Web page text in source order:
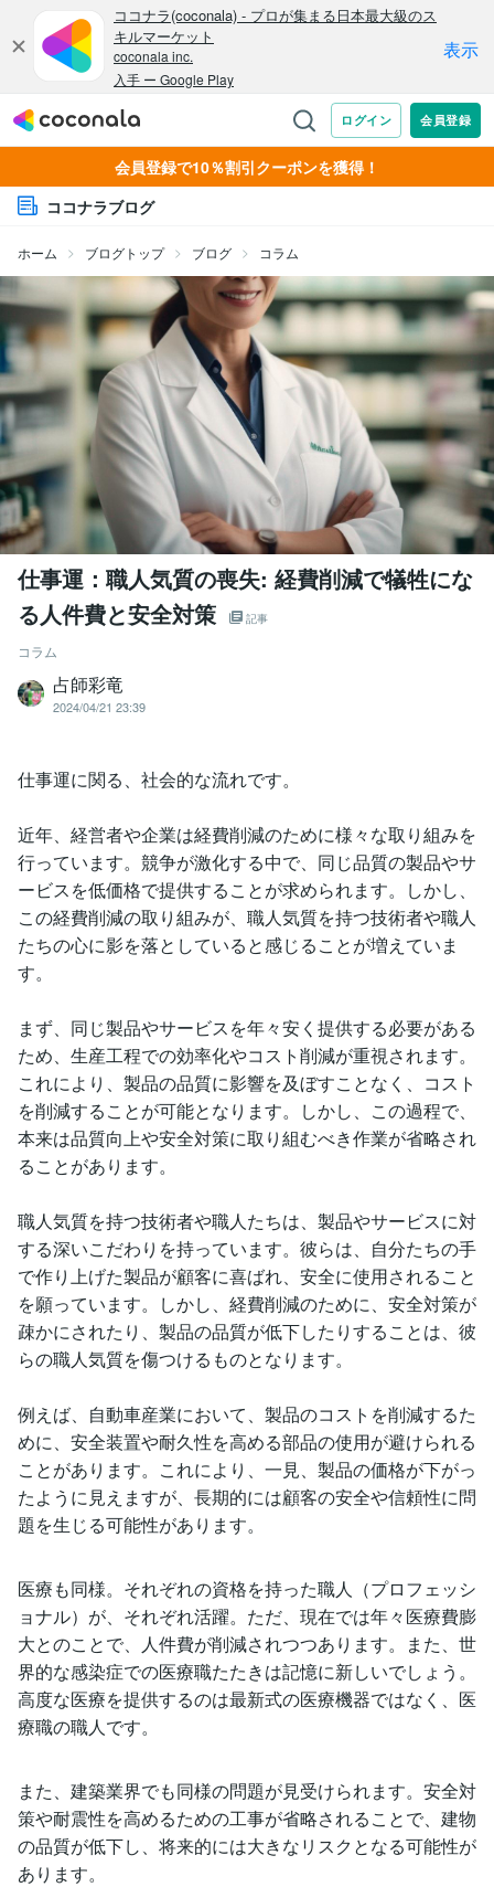
会員登録で10％割引クーポンを獲得！
ココナラブログ
ホーム ブログトップ ブログ コラム
仕事運：職人気質の喪失: 経費削減で犠牲にな
る人件費と安全対策
記事
コラム
占師彩竜
2024/04/21 23:39
仕事運に関る、社会的な流れです。
近年、経営者や企業は経費削減のために様々な取り組みを
行っています。競争が激化する中で、同じ品質の製品やサ
ービスを低価格で提供することが求められます。しかし、
この経費削減の取り組みが、職人気質を持つ技術者や職人
たちの心に影を落としていると感じることが増えていま
す。
まず、同じ製品やサービスを年々安く提供する必要がある
ため、生産工程での効率化やコスト削減が重視されます。
これにより、製品の品質に影響を及ぼすことなく、コスト
を削減することが可能となります。しかし、この過程で、
本来は品質向上や安全対策に取り組むべき作業が省略され
ることがあります。
職人気質を持つ技術者や職人たちは、製品やサービスに対
する深いこだわりを持っています。彼らは、自分たちの手
で作り上げた製品が顧客に喜ばれ、安全に使用されること
を願っています。しかし、経費削減のために、安全対策が
疎かにされたり、製品の品質が低下したりすることは、彼
らの職人気質を傷つけるものとなります。
例えば、自動車産業において、製品のコストを削減するた
めに、安全装置や耐久性を高める部品の使用が避けられる
ことがあります。これにより、一見、製品の価格が下がっ
たように見えますが、長期的には顧客の安全や信頼性に問
題を生じる可能性があります。
医療も同様。それぞれの資格を持った職人（プロフェッシ
ョナル）が、それぞれ活躍。ただ、現在では年々医療費膨
大とのことで、人件費が削減されつつあります。また、世
界的な感染症での医療職たたきは記憶に新しいでしょう。
高度な医療を提供するのは最新式の医療機器ではなく、医
療職の職人です。
また、建築業界でも同様の問題が見受けられます。安全対
策や耐震性を高めるための工事が省略されることで、建物
の品質が低下し、将来的には大きなリスクとなる可能性が
あります。